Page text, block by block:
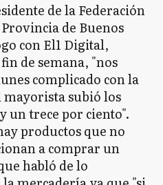
de la Federación
de Buenos
con El1 Digital,
de semana, "nos
complicado con la
subió los
un trece por ciento".
productos que no
a comprar un
habló de lo